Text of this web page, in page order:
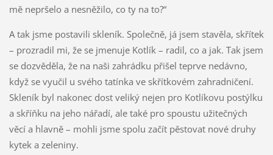
mě nepršelo a nesněžilo, co ty na to?“
A tak jsme postavili skleník. Společně, já jsem stavěla, skřítek
– prozradil mi, že se jmenuje Kotlík – radil, co a jak. Tak jsem
se dozvěděla, že na naši zahrádku přišel teprve nedávno,
když se vyučil u svého tatínka ve skřítkovém zahradničení.
Skleník byl nakonec dost veliký nejen pro Kotlíkovu postýlku
a skříňku na jeho nářadí, ale také pro spoustu užitečných
věcí a hlavně – mohli jsme spolu začít pěstovat nové druhy
kytek a zeleniny.